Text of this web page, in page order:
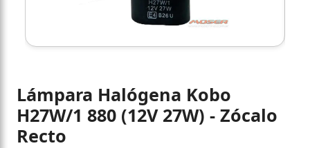
Lámpara Halógena Kobo
H27W/1 880 (12V 27W) - Zócalo
Recto